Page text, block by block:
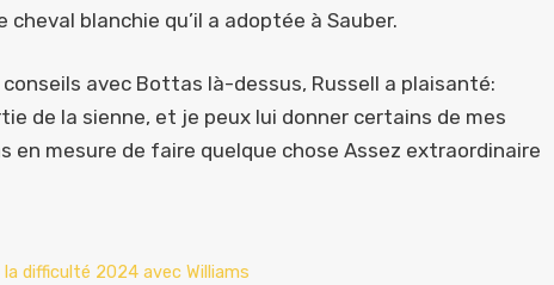
blanchie qu’il a adoptée à Sauber.
conseils avec Bottas là-dessus, Russell a plaisanté:
de la sienne, et je peux lui donner certains de mes
en mesure de faire quelque chose Assez extraordinaire
difficulté 2024 avec Williams